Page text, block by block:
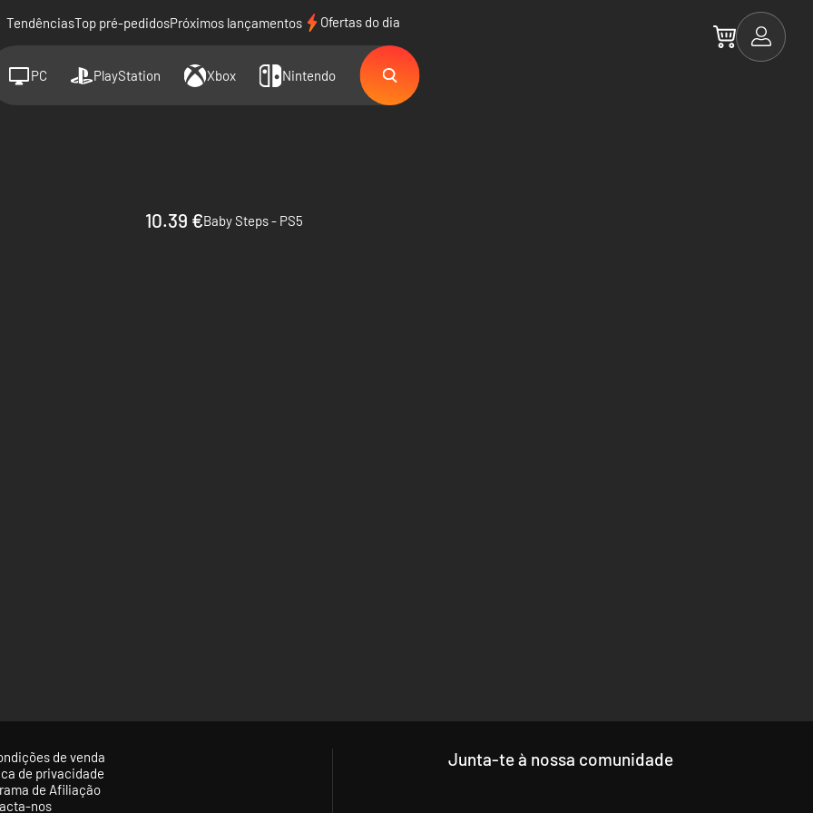
TendênciasTop pré-pedidosPróximos lançamentos Ofertas do dia
PC PlayStation Xbox Nintendo
10.39 €Baby Steps - PS5
de venda
de privacidade
de Afiliação
nos
Junta-te à nossa comunidade